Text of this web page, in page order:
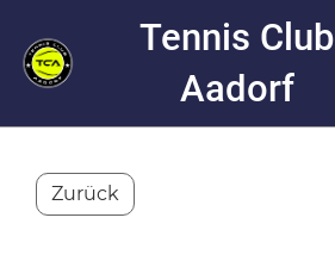
Tennis Club
Aadorf
Zurück